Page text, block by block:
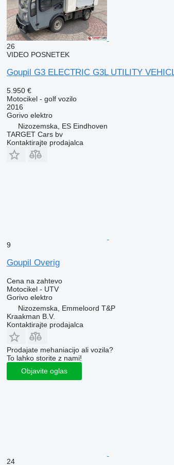
26
VIDEO POSNETEK
Goupil G3 ELECTRIC G3L UTILITY
5.950 €
Motocikel - golf vozilo
2016
Gorivo elektro
Nizozemska, ES Eindhoven
TARGET Cars bv
Kontaktirajte prodajalca
9
Goupil Overig
Cena na zahtevo
Motocikel - UTV
Gorivo elektro
Nizozemska, Emmeloord T&P
Kraakman B.V.
Kontaktirajte prodajalca
Prodajate mehaniacijo ali vozila?
To lahko storite z nami!
Objavite oglas
24